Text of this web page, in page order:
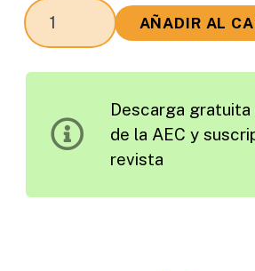
El
Peaje
Alemania
AÑADIR AL
Descarga gratuita
de la AEC y
revista